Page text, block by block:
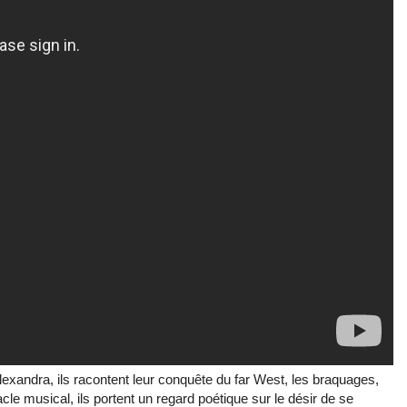
ils racontent leur conquête du far West, les braquages,
musical, ils portent un regard poétique sur le désir de se